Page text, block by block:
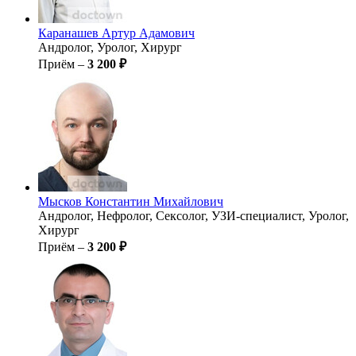
Каранашев Артур Адамович
Андролог, Уролог, Хирург
Приём – 3 200 ₽
Мысков Константин Михайлович
Андролог, Нефролог, Сексолог, УЗИ-специалист, Уролог,
Хирург
Приём – 3 200 ₽